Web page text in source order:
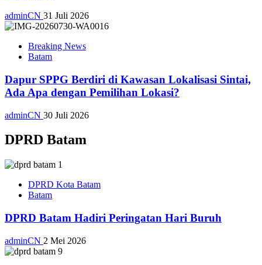
adminCN 31 Juli 2026
Breaking News
Batam
Dapur SPPG Berdiri di Kawasan Lokalisasi Sintai,
Ada Apa dengan Pemilihan Lokasi?
adminCN 30 Juli 2026
DPRD Batam
DPRD Kota Batam
Batam
DPRD Batam Hadiri Peringatan Hari Buruh
adminCN 2 Mei 2026